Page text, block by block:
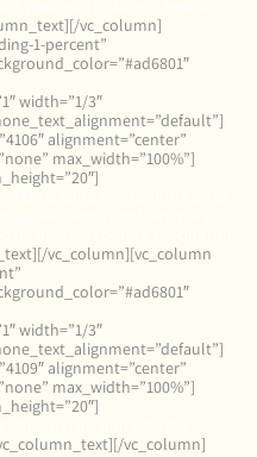
vc_column]
1-percent”
width=”1/3″
alignment=”center”
max_width=”100%”]
vc_column][vc_column
width=”1/3″
alignment=”center”
max_width=”100%”]
vc_column]